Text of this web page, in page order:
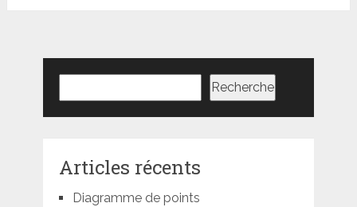
Recherche
Articles récents
Diagramme de points